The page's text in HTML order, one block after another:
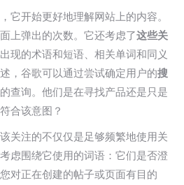
它开始更好地理解网站上的内容。
上弹出的次数。它还考虑了这些关
现的术语和短语、相关单词和同义
，谷歌可以通过尝试确定用户的搜
查询。他们是在寻找产品还是只是
合该意图？
关注的不仅仅是足够频繁地使用关
虑围绕它使用的词语：它们是否澄
对正在创建的帖子或页面有目的